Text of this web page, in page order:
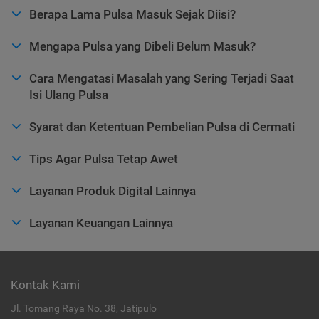
Berapa Lama Pulsa Masuk Sejak Diisi?
Mengapa Pulsa yang Dibeli Belum Masuk?
Cara Mengatasi Masalah yang Sering Terjadi Saat
Isi Ulang Pulsa
Syarat dan Ketentuan Pembelian Pulsa di Cermati
Tips Agar Pulsa Tetap Awet
Layanan Produk Digital Lainnya
Layanan Keuangan Lainnya
Kontak Kami
Jl. Tomang Raya No. 38, Jatipulo